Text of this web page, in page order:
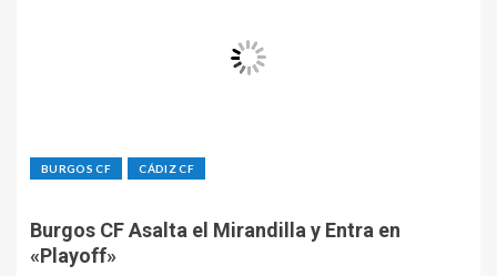
BURGOS CF CÁDIZ CF
Burgos CF Asalta el Mirandilla y Entra en
«Playoff»